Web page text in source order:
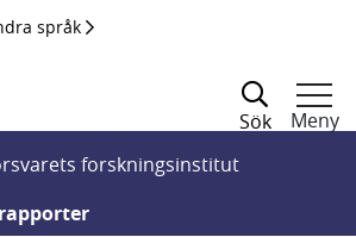
språk
Sök
Meny
forskningsinstitut